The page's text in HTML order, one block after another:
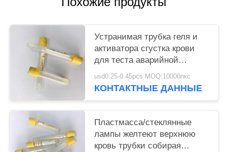
Устранимая трубка геля и
активатора сгустка крови
для теста аварийной
сыворотки биохимического
usd0.25-0.45pcs MOQ:10000пкс
КОНТАКТНЫЕ ДАННЫЕ
Пластмасса/стеклянные
лампы желтеют верхнюю
кровь трубки собирая